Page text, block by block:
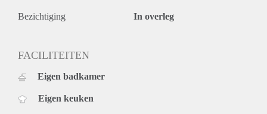
Bezichtiging In overleg
FACILITEITEN
Eigen badkamer
Eigen keuken